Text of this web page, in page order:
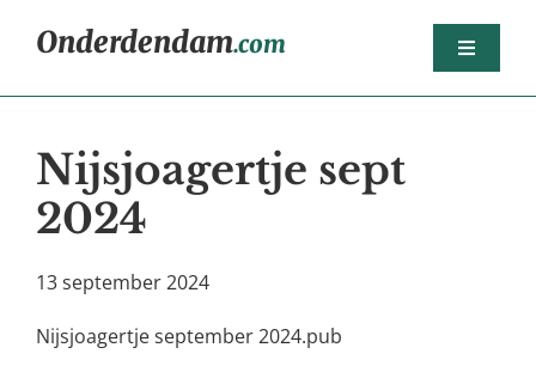
naarOnderdendam.com
Toggle
Berichten
Nijsjoagertje sept
2024
13 september 2024
Nijsjoagertje september 2024.pub